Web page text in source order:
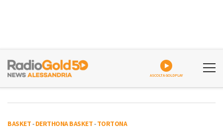
ASCOLTA GOLDPLAY
BASKET-DERTHONA BASKET-TORTONA